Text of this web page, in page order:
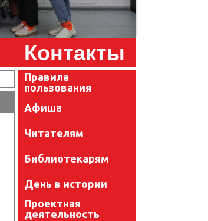
Контакты
Правила
пользования
Афиша
Читателям
Библиотекарям
День в истории
Проектная
деятельность